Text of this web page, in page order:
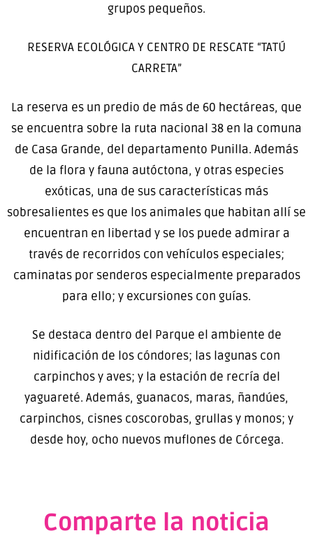
grupos pequeños.
RESERVA ECOLÓGICA Y CENTRO DE RESCATE “TATÚ
CARRETA”
La reserva es un predio de más de 60 hectáreas, que
se encuentra sobre la ruta nacional 38 en la comuna
de Casa Grande, del departamento Punilla. Además
de la flora y fauna autóctona, y otras especies
exóticas, una de sus características más
sobresalientes es que los animales que habitan allí se
encuentran en libertad y se los puede admirar a
través de recorridos con vehículos especiales;
caminatas por senderos especialmente preparados
para ello; y excursiones con guías.
Se destaca dentro del Parque el ambiente de
nidificación de los cóndores; las lagunas con
carpinchos y aves; y la estación de recría del
yaguareté. Además, guanacos, maras, ñandúes,
carpinchos, cisnes coscorobas, grullas y monos; y
desde hoy, ocho nuevos muflones de Córcega.
Comparte la noticia